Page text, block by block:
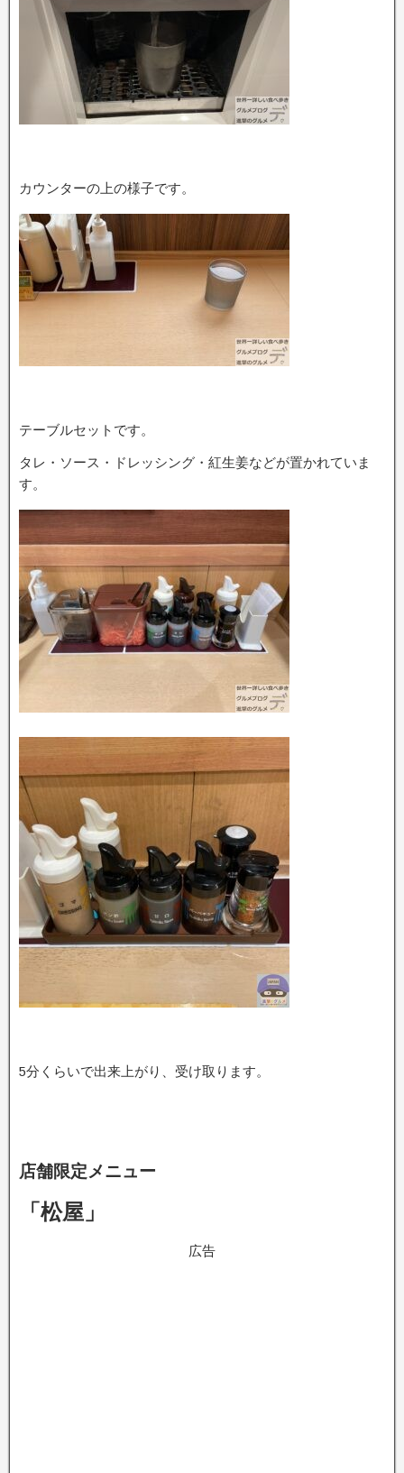
カウンターの上の様子です。
テーブルセットです。
タレ・ソース・ドレッシング・紅生姜などが置かれていま
す。
5分くらいで出来上がり、受け取ります。
店舗限定メニュー
「松屋」
広告